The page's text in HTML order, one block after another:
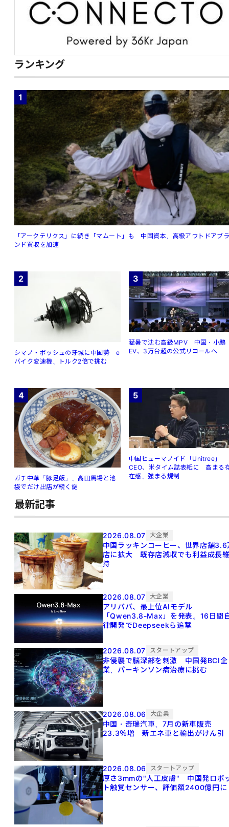
ランキング
1
「アークテリクス」に続き「マムート」も 中国資本、高級アウトドアブ
ンド買収を加速
2
シマノ・ボッシュの牙城に中国勢 e
バイク変速機、トルク2倍で挑む
3
猛暑で沈む高級MPV 中国・小鵬
EV、3万台超の公式リコールへ
4
ガチ中華「豚足飯」、高田馬場と池
袋でだけ出店が続く謎
5
中国ヒューマノイド「Unitree」
CEO、米タイム誌表紙に 高まる
在感、強まる規制
最新記事
2026.08.07 大企業
中国ラッキンコーヒー、世界店舗3.6
店に拡大 既存店減収でも利益成長
持
2026.08.07 大企業
アリババ、最上位AIモデル
「Qwen3.8-Max」を発表。16日間
律開発でDeepseekら追撃
2026.08.07 スタートアップ
非侵襲で脳深部を刺激 中国発BCI企
業、パーキンソン病治療に挑む
2026.08.06 大企業
中国・奇瑞汽車、7月の新車販売
23.3％増 新エネ車と輸出がけん引
2026.08.06 スタートアップ
厚さ3mmの"人工皮膚" 中国発ロボ
ト触覚センサー、評価額2400億円に